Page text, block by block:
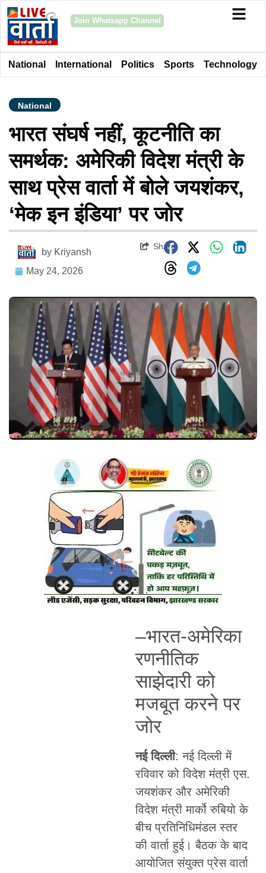
Join Whatsapp Channel
National International Politics Sports Technology
National
भारत संघर्ष नहीं, कूटनीति का
समर्थक: अमेरिकी विदेश मंत्री के
साथ प्रेस वार्ता में बोले जयशंकर,
‘मेक इन इंडिया’ पर जोर
by Kriyansh
May 24, 2026
Share
–भारत-अमेरिका
रणनीतिक
साझेदारी को
मजबूत करने पर
जोर
नई दिल्ली: नई दिल्ली में
रविवार को विदेश मंत्री एस.
जयशंकर और अमेरिकी
विदेश मंत्री मार्को रुबियो के
बीच प्रतिनिधिमंडल स्तर
की वार्ता हुई। बैठक के बाद
आयोजित संयुक्त प्रेस वार्ता